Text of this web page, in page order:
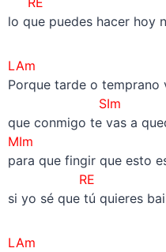
lo que puedes hacer hoy
LAm
Porque tarde o temprano
SIm
que conmigo te vas a
MIm
para que fingir que esto
RE
si yo sé que tú quieres
LAm